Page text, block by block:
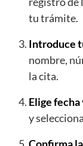
tu trámite.
Introduce
nombre,
la cita.
Elige fecha
y